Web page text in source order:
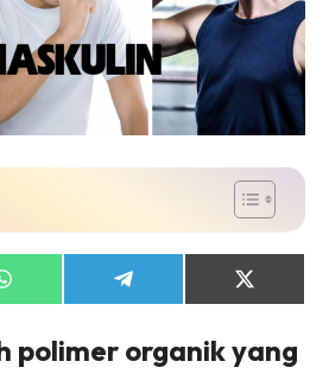
Share
on
Share
on
Share
on
(Twitter)
polimer organik yang